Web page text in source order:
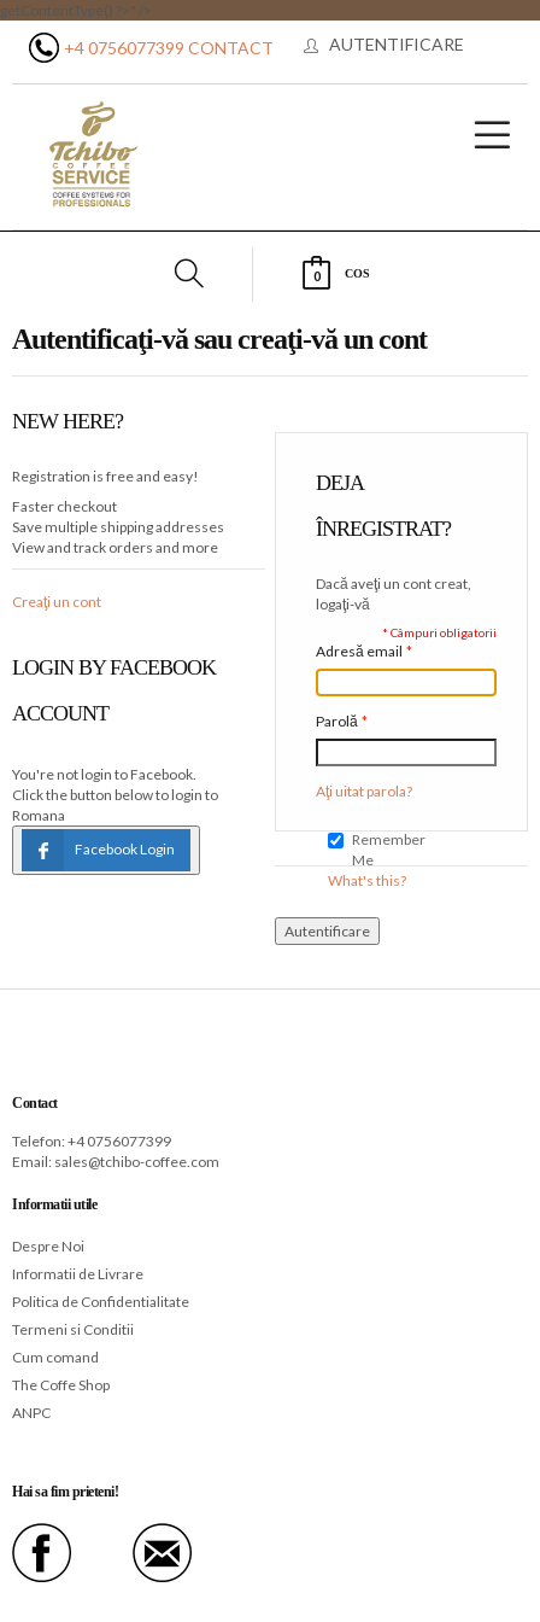
getContentType() ?>" />
+4 0756077399 CONTACT AUTENTIFICARE
0 COS
Autentificaţi-vă sau creaţi-vă un cont
NEW HERE?
Registration is free and easy!
Faster checkout
Save multiple shipping addresses
View and track orders and more
Creaţi un cont
DEJA
ÎNREGISTRAT?
Dacă aveţi un cont creat,
logaţi-vă
* Câmpuri obligatorii
*
Adresă email
*
Parolă
Aţi uitat parola?
Remember
Me
What's this?
Autentificare
LOGIN BY FACEBOOK
ACCOUNT
You're not login to Facebook.
Click the button below to login to
Romana
Facebook Login
Contact
Telefon: +4 0756077399
Email: sales@tchibo-coffee.com
Informatii utile
Despre Noi
Informatii de Livrare
Politica de Confidentialitate
Termeni si Conditii
Cum comand
The Coffe Shop
ANPC
Hai sa fim prieteni!